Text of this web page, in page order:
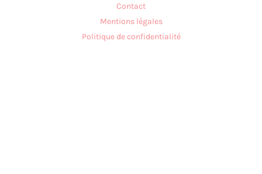
Contact
Mentions légales
Politique de confidentialité